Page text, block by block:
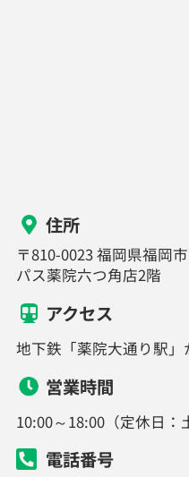
住所
〒810-0023 福岡県福岡
パス薬院六つ角店2階
アクセス
地下鉄「薬院大通り駅」
営業時間
10:00～18:00（定休日：
電話番号